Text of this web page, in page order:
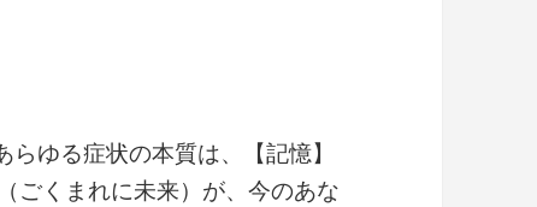
ゆる症状の本質は、【記憶】
ごくまれに未来）が、今のあな